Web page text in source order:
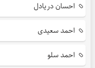
احسان دریادل
احمد سعیدی
احمد سلو